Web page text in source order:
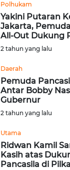
Polhukam
Yakini Putaran
Jakarta,
All-Out Dukung
2 tahun yang lalu
Daerah
Pemuda
Antar Bobby
Gubernur
2 tahun yang lalu
Utama
Ridwan Kamil
Kasih atas
Pancasila di